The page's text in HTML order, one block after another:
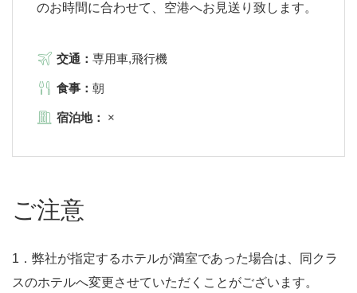
のお時間に合わせて、空港へお見送り致します。
交通： 専用車,飛行機
食事： 朝
宿泊地： ×
ご注意
1．弊社が指定するホテルが満室であった場合は、同クラ
スのホテルへ変更させていただくことがございます。